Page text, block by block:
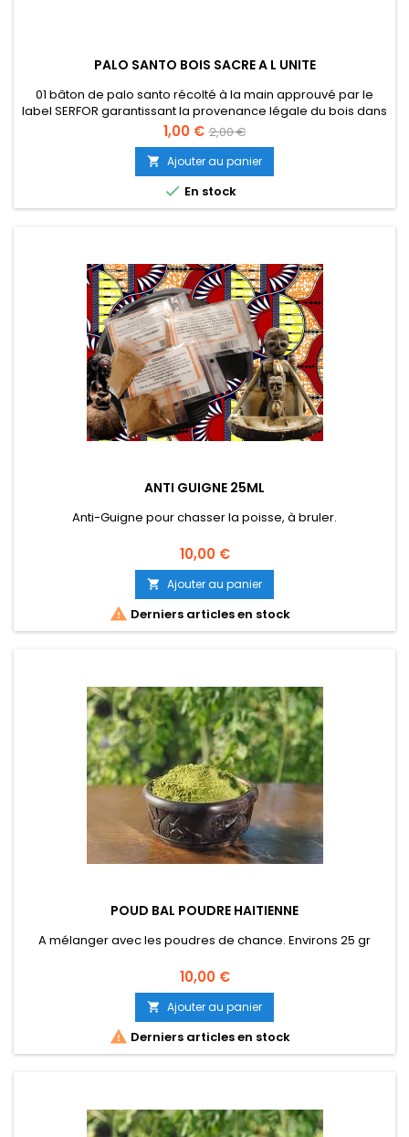
PALO SANTO BOIS SACRE A L UNITE
01 bâton de palo santo récolté à la main approuvé par le
label SERFOR garantissant la provenance légale du bois dans
le respect de son environnement.
Prix
1,00 € Prix
base
2,00 €
 Ajouter au panier
 En stock
ANTI GUIGNE 25ML
Anti-Guigne pour chasser la poisse, à bruler.
Prix
10,00 €
 Ajouter au panier
 Derniers articles en stock
POUD BAL POUDRE HAITIENNE
A mélanger avec les poudres de chance. Environs 25 gr
Prix
10,00 €
 Ajouter au panier
 Derniers articles en stock